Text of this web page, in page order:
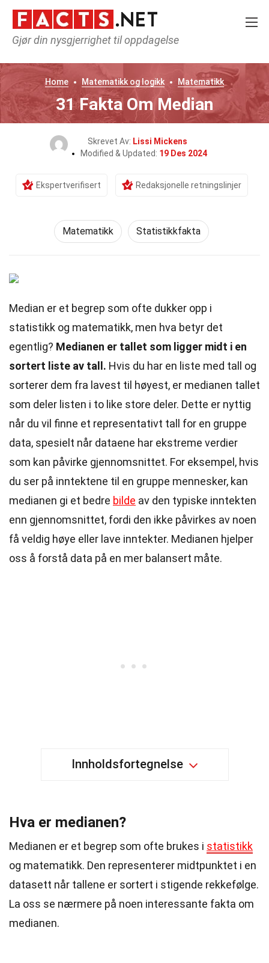
Gjør din nysgjerrighet til oppdagelse
Home Matematikk og logikk Matematikk
31 Fakta Om Median
Skrevet Av: Lissi Mickens
Modified & Updated: 19 Des 2024
Ekspertverifisert Redaksjonelle retningslinjer
Matematikk Statistikkfakta
Median er et begrep som ofte dukker opp i
statistikk og matematikk, men hva betyr det
egentlig? Medianen er tallet som ligger midt i en
sortert liste av tall. Hvis du har en liste med tall og
sorterer dem fra lavest til høyest, er medianen tallet
som deler listen i to like store deler. Dette er nyttig
når du vil finne et representativt tall for en gruppe
data, spesielt når dataene har ekstreme verdier
som kan påvirke gjennomsnittet. For eksempel, hvis
du ser på inntektene til en gruppe mennesker, kan
medianen gi et bedre bilde av den typiske inntekten
enn gjennomsnittet, fordi den ikke påvirkes av noen
få veldig høye eller lave inntekter. Medianen hjelper
oss å forstå data på en mer balansert måte.
Innholdsfortegnelse
Hva er medianen?
Medianen er et begrep som ofte brukes i statistikk
og matematikk. Den representerer midtpunktet i en
datasett når tallene er sortert i stigende rekkefølge.
La oss se nærmere på noen interessante fakta om
medianen.